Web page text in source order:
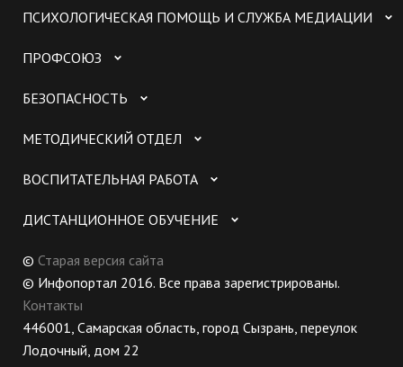
ПСИХОЛОГИЧЕСКАЯ ПОМОЩЬ И СЛУЖБА МЕДИАЦИИ
ПРОФСОЮЗ
БЕЗОПАСНОСТЬ
МЕТОДИЧЕСКИЙ ОТДЕЛ
ВОСПИТАТЕЛЬНАЯ РАБОТА
ДИСТАНЦИОННОЕ ОБУЧЕНИЕ
© Старая версия сайта
© Инфопортал 2016. Все права зарегистрированы.
Контакты
446001, Самарская область, город Сызрань, переулок
Лодочный, дом 22